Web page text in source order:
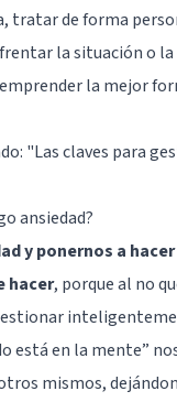
tratar de forma
la situación o la
la mejor
"Las claves para
ansiedad?
y ponernos a
hacer, porque al no
está en la mente”
mismos,